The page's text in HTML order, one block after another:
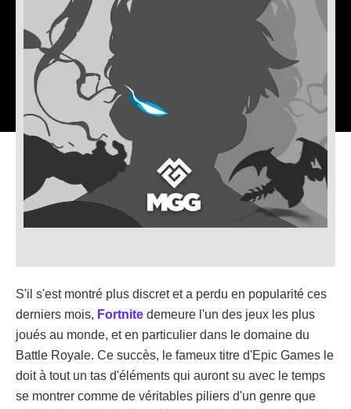
S'il s'est montré plus discret et a perdu en popularité ces
derniers mois, Fortnite demeure l'un des jeux les plus
joués au monde, et en particulier dans le domaine du
Battle Royale. Ce succès, le fameux titre d'Epic Games le
doit à tout un tas d'éléments qui auront su avec le temps
se montrer comme de véritables piliers d'un genre que